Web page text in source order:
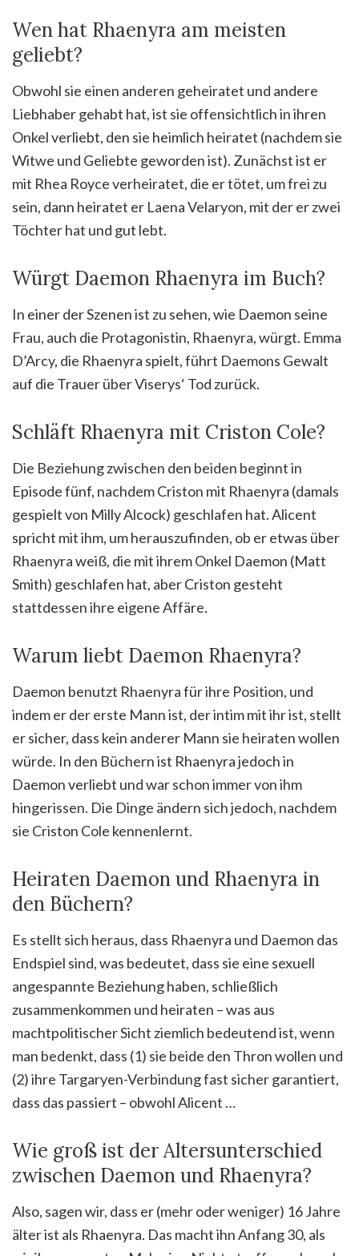
Wen hat Rhaenyra am meisten
geliebt?
Obwohl sie einen anderen geheiratet und andere
Liebhaber gehabt hat, ist sie offensichtlich in ihren
Onkel verliebt, den sie heimlich heiratet (nachdem sie
Witwe und Geliebte geworden ist). Zunächst ist er
mit Rhea Royce verheiratet, die er tötet, um frei zu
sein, dann heiratet er Laena Velaryon, mit der er zwei
Töchter hat und gut lebt.
Würgt Daemon Rhaenyra im Buch?
In einer der Szenen ist zu sehen, wie Daemon seine
Frau, auch die Protagonistin, Rhaenyra, würgt. Emma
D’Arcy, die Rhaenyra spielt, führt Daemons Gewalt
auf die Trauer über Viserys‘ Tod zurück.
Schläft Rhaenyra mit Criston Cole?
Die Beziehung zwischen den beiden beginnt in
Episode fünf, nachdem Criston mit Rhaenyra (damals
gespielt von Milly Alcock) geschlafen hat. Alicent
spricht mit ihm, um herauszufinden, ob er etwas über
Rhaenyra weiß, die mit ihrem Onkel Daemon (Matt
Smith) geschlafen hat, aber Criston gesteht
stattdessen ihre eigene Affäre.
Warum liebt Daemon Rhaenyra?
Daemon benutzt Rhaenyra für ihre Position, und
indem er der erste Mann ist, der intim mit ihr ist, stellt
er sicher, dass kein anderer Mann sie heiraten wollen
würde. In den Büchern ist Rhaenyra jedoch in
Daemon verliebt und war schon immer von ihm
hingerissen. Die Dinge ändern sich jedoch, nachdem
sie Criston Cole kennenlernt.
Heiraten Daemon und Rhaenyra in
den Büchern?
Es stellt sich heraus, dass Rhaenyra und Daemon das
Endspiel sind, was bedeutet, dass sie eine sexuell
angespannte Beziehung haben, schließlich
zusammenkommen und heiraten – was aus
machtpolitischer Sicht ziemlich bedeutend ist, wenn
man bedenkt, dass (1) sie beide den Thron wollen und
(2) ihre Targaryen-Verbindung fast sicher garantiert,
dass das passiert – obwohl Alicent …
Wie groß ist der Altersunterschied
zwischen Daemon und Rhaenyra?
Also, sagen wir, dass er (mehr oder weniger) 16 Jahre
älter ist als Rhaenyra. Das macht ihn Anfang 30, als